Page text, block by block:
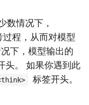
数情况下，
程，从而对模型
下，模型输出的
头。 如果你遇到此
标签开头。